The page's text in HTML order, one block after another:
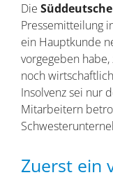
Die
Pressemitteilung
ein Hauptkunde
vorgegeben
noch
Insolvenz sei nur
Mitarbeitern
Zuerst ein